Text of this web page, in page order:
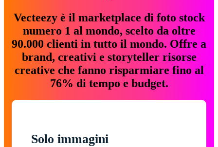
Vecteezy è il marketplace di foto stock
numero 1 al mondo, scelto da oltre
90.000 clienti in tutto il mondo. Offre a
brand, creativi e storyteller risorse
creative che fanno risparmiare fino al
76% di tempo e budget.
Solo immagini